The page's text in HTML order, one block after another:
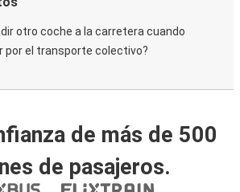
otro coche a la carretera cuando
por el transporte colectivo?
de más de 500
de pasajeros.